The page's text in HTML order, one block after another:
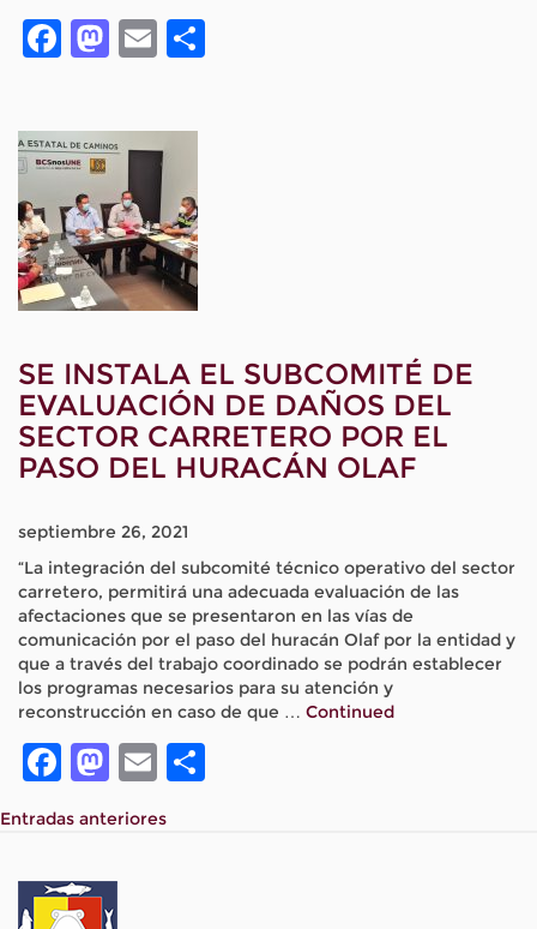
Facebook
Mastodon
Email
SE INSTALA EL SUBCOMITÉ DE
EVALUACIÓN DE DAÑOS DEL
SECTOR CARRETERO POR EL
PASO DEL HURACÁN OLAF
septiembre 26, 2021
“La integración del subcomité técnico operativo del sector
carretero, permitirá una adecuada evaluación de las
afectaciones que se presentaron en las vías de
comunicación por el paso del huracán Olaf por la entidad y
que a través del trabajo coordinado se podrán establecer
los programas necesarios para su atención y
reconstrucción en caso de que … Continued
Facebook
Mastodon
Email
NAVEGACIÓN
ENTRADAS
Entradas anteriores